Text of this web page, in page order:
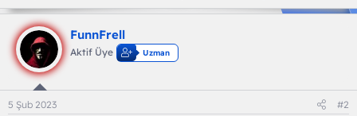
FunnFrell
Aktif Üye Uzman
5 Şub 2023 #2